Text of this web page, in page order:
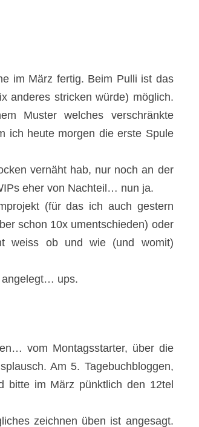
im März fertig. Beim Pulli ist das
anderes stricken würde) möglich.
Muster welches verschränkte
ich heute morgen die erste Spule
vernäht hab, nur noch an der
eher von Nachteil… nun ja.
(für das ich auch gestern
schon 10x umentschieden) oder
weiss ob und wie (und womit)
angelegt… ups.
vom Montagsstarter, über die
Am 5. Tagebuchbloggen,
bitte im März pünktlich den 12tel
zeichnen üben ist angesagt.